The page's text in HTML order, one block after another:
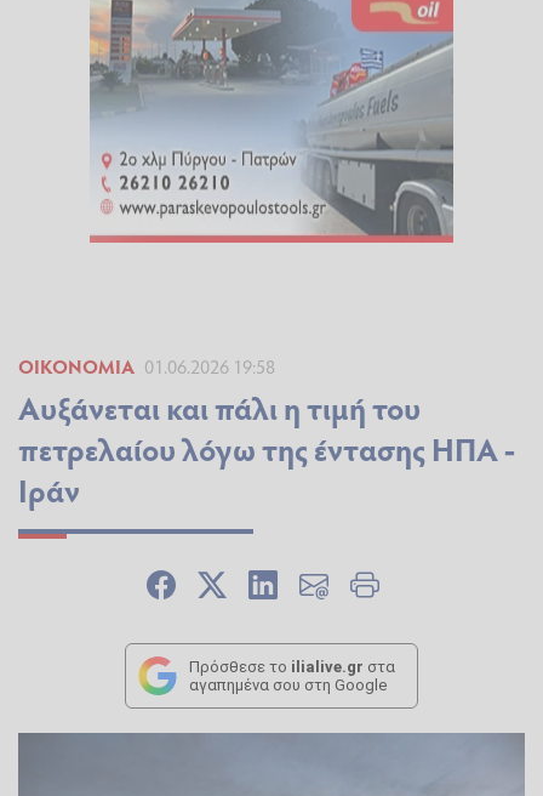
ΟΙΚΟΝΟΜΊΑ 01.06.2026 19:58
Αυξάνεται και πάλι η τιμή του
πετρελαίου λόγω της έντασης ΗΠΑ -
Ιράν
Πρόσθεσε το ilialive.gr στα
αγαπημένα σου στη Google